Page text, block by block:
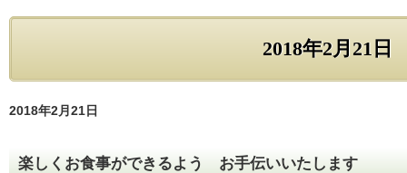
2018年2月21日
2018年2月21日
楽しくお食事ができるよう お手伝いいたします